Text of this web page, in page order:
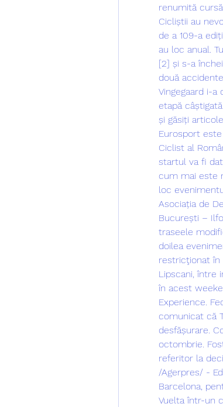
renumită
Cicliștii au
de a 109-a
au loc anual.
[2] și s-a
două
Vingegaard i-a
etapă
și găsiți
Eurosport
Ciclist al
startul va fi dat
cum mai este
loc
Asociația de
București –
traseele
doilea
restricţionat în
Lipscani, între
în acest
Experience.
comunicat că
desfășurare.
octombrie.
referitor la
/Agerpres/ -
Barcelona,
Vuelta într-un